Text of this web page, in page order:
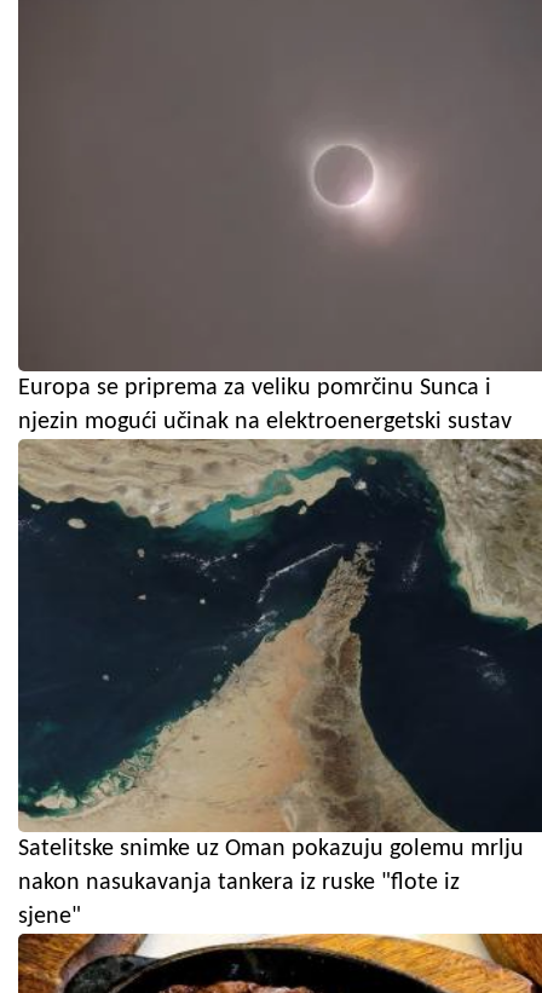
Europa se priprema za veliku pomrčinu Sunca i
njezin mogući učinak na elektroenergetski sustav
Satelitske snimke uz Oman pokazuju golemu mrlju
nakon nasukavanja tankera iz ruske "flote iz
sjene"